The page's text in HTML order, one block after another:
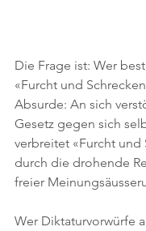
Die Frage ist: Wer
«Furcht und
Absurde: An sich
Gesetz gegen sich
verbreitet «Furcht und
durch die drohende
freier
Wer Diktaturvorwürfe